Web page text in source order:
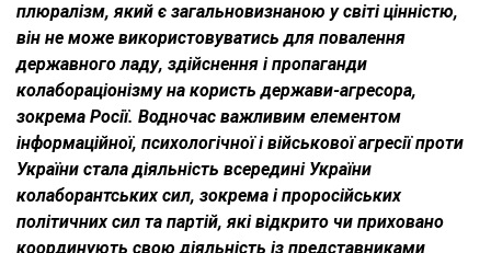
плюралізм, який є загальновизнаною у світі цінністю,
він не може використовуватись для повалення
державного ладу, здійснення і пропаганди
колабораціонізму на користь держави-агресора,
зокрема Росії. Водночас важливим елементом
інформаційної, психологічної і військової агресії проти
України стала діяльність всередині України
колаборантських сил, зокрема і проросійських
політичних сил та партій, які відкрито чи приховано
координують свою діяльність із представниками